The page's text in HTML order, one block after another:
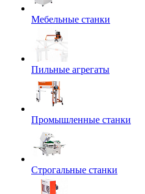
Мебельные станки
Пильные агрегаты
Промышленные станки
Строгальные станки